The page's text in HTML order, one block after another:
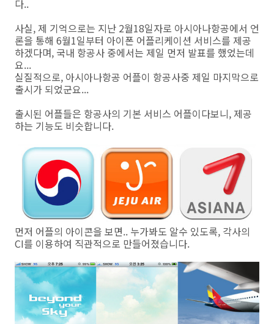
다..
사실, 제 기억으로는 지난 2월18일자로 아시아나항공에서 언
론을 통해 6월1일부터 아이폰 어플리케이션 서비스를 제공
하겠다며, 국내 항공사 중에서는 제일 먼저 발표를 했었는데
요...
실질적으로, 아시아나항공 어플이 항공사중 제일 마지막으로
출시가 되었군요...
출시된 어플들은 항공사의 기본 서비스 어플이다보니, 제공
하는 기능도 비슷합니다.
먼저 어플의 아이콘을 보면.. 누가봐도 알수 있도록, 각사의
CI를 이용하여 직관적으로 만들어졌습니다.